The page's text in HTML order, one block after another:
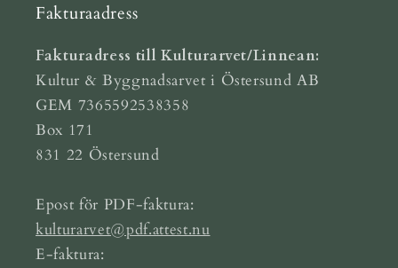
Fakturaadress
Fakturadress till Kulturarvet/Linnean:
Kultur & Byggnadsarvet i Östersund AB
GEM 7365592538358
Box 171
831 22 Östersund
Epost för PDF-faktura:
kulturarvet@pdf.attest.nu
E-faktura: